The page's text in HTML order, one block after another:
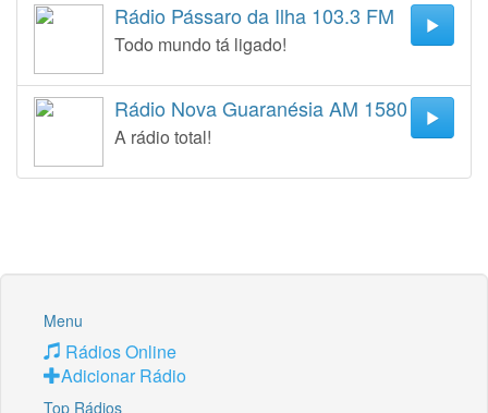
Rádio Pássaro da Ilha 103.3 FM
Todo mundo tá ligado!
Rádio Nova Guaranésia AM 1580
A rádio total!
Menu
Rádios Online
Adicionar Rádio
Top Rádios